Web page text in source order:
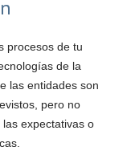
procesos de tu
de la
las entidades son
pero no
expectativas o